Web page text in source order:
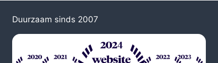
Duurzaam sinds 2007